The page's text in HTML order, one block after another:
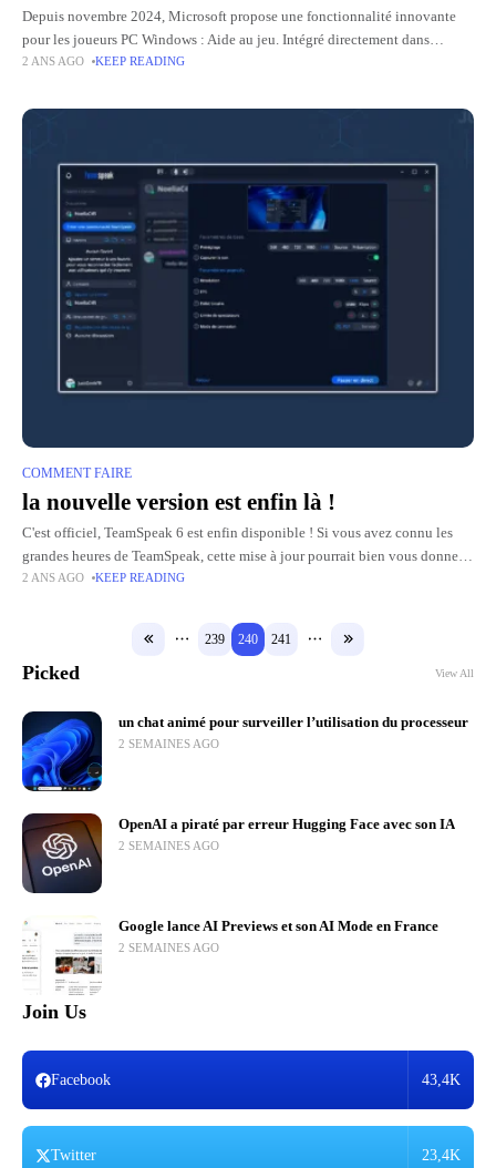
Depuis novembre 2024, Microsoft propose une fonctionnalité innovante
pour les joueurs PC Windows : Aide au jeu. Intégré directement dans
Microsoft Bordcet outil vous permet d'accéder à des guides, astuces
2 ANS AGO KEEP READING
COMMENT FAIRE
la nouvelle version est enfin là !
C'est officiel, TeamSpeak 6 est enfin disponible ! Si vous avez connu les
grandes heures de TeamSpeak, cette mise à jour pourrait bien vous donner
envie de redécouvrir l'application. Avec
2 ANS AGO KEEP READING
239 240 241
Picked View All
un chat animé pour surveiller l’utilisation du processeur
2 SEMAINES AGO
OpenAI a piraté par erreur Hugging Face avec son IA
2 SEMAINES AGO
Google lance AI Previews et son AI Mode en France
2 SEMAINES AGO
Join Us
Facebook 43,4K
Twitter 23,4K